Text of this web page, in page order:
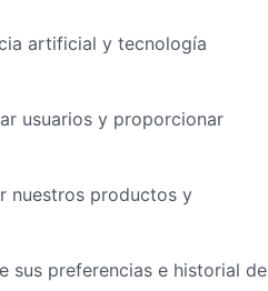
artificial y tecnología
usuarios y proporcionar
nuestros productos y
sus preferencias e historial de